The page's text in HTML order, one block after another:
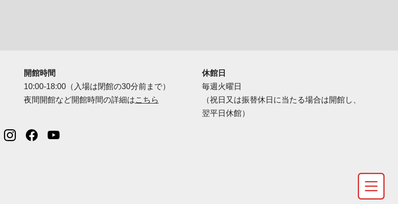
開館時間
10:00-18:00（入場は閉館の30分前まで）
夜間開館など開館時間の詳細はこちら
休館日
毎週火曜日
（祝日又は振替休日に当たる場合は開館し、
翌平日休館）